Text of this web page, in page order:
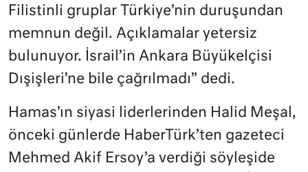
Filistinli gruplar Türkiye’nin duruşundan
memnun değil. Açıklamalar yetersiz
bulunuyor. İsrail’in Ankara Büyükelçisi
Dışişleri’ne bile çağrılmadı” dedi.
Hamas’ın siyasi liderlerinden Halid Meşal,
önceki günlerde HaberTürk’ten gazeteci
Mehmed Akif Ersoy’a verdiği söyleşide